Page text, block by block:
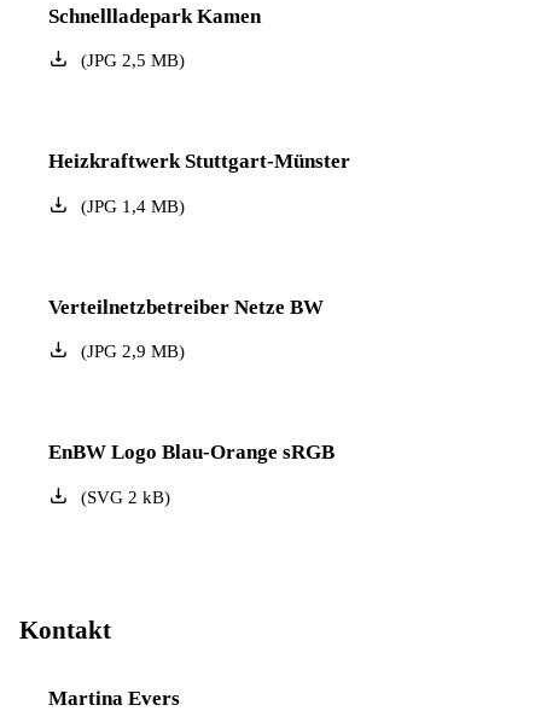
Schnellladepark Kamen
(JPG2,5 MB)
Heizkraftwerk Stuttgart-Münster
(JPG1,4 MB)
Verteilnetzbetreiber Netze BW
(JPG2,9 MB)
EnBW Logo Blau-Orange sRGB
(SVG2 kB)
Kontakt
Martina Evers